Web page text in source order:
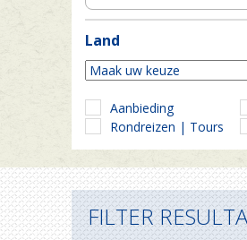
Land
Aanbieding
Rondreizen | Tours
FILTER